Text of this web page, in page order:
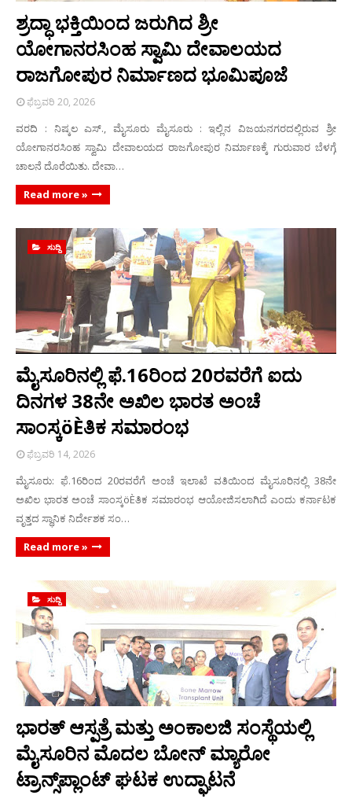
ಶ್ರದ್ಧಾ ಭಕ್ತಿಯಿಂದ ಜರುಗಿದ ಶ್ರೀ
ಯೋಗಾನರಸಿಂಹ ಸ್ವಾಮಿ ದೇವಾಲಯದ
ರಾಜಗೋಪುರ ನಿರ್ಮಾಣದ ಭೂಮಿಪೂಜೆ
ಫೆಬ್ರವರಿ 20, 2026
ವರದಿ : ನಿಷ್ಕಲ ಎಸ್., ಮೈಸೂರು ಮೈಸೂರು : ಇಲ್ಲಿನ ವಿಜಯನಗರದಲ್ಲಿರುವ ಶ್ರೀ
ಯೋಗಾನರಸಿಂಹ ಸ್ವಾಮಿ ದೇವಾಲಯದ ರಾಜಗೋಪುರ ನಿರ್ಮಾಣಕ್ಕೆ ಗುರುವಾರ ಬೆಳಗ್ಗೆ
ಚಾಲನೆ ದೊರೆಯಿತು. ದೇವಾ…
Read more »
ಸುದ್ದಿ
ಮೈಸೂರಿನಲ್ಲಿ ಫೆ.16ರಿಂದ 20ರವರೆಗೆ ಐದು
ದಿನಗಳ 38ನೇ ಅಖಿಲ ಭಾರತ ಅಂಚೆ
ಸಾಂಸ್ಕöÈತಿಕ ಸಮಾರಂಭ
ಫೆಬ್ರವರಿ 14, 2026
ಮೈಸೂರು: ಫೆ.16ರಿಂದ 20ರವರೆಗೆ ಅಂಚೆ ಇಲಾಖೆ ವತಿಯಿಂದ ಮೈಸೂರಿನಲ್ಲಿ 38ನೇ
ಅಖಿಲ ಭಾರತ ಅಂಚೆ ಸಾಂಸ್ಕöÈತಿಕ ಸಮಾರಂಭ ಆಯೋಜಿಸಲಾಗಿದೆ ಎಂದು ಕರ್ನಾಟಕ
ವೃತ್ತದ ಸ್ಥಾನಿಕ ನಿರ್ದೇಶಕ ಸಂ…
Read more »
ಸುದ್ದಿ
ಭಾರತ್ ಆಸ್ಪತ್ರೆ ಮತ್ತು ಅಂಕಾಲಜಿ ಸಂಸ್ಥೆಯಲ್ಲಿ
ಮೈಸೂರಿನ ಮೊದಲ ಬೋನ್ ಮ್ಯಾರೋ
ಟ್ರಾನ್ಸ್‌ಪ್ಲಾಂಟ್ ಘಟಕ ಉದ್ಘಾಟನೆ